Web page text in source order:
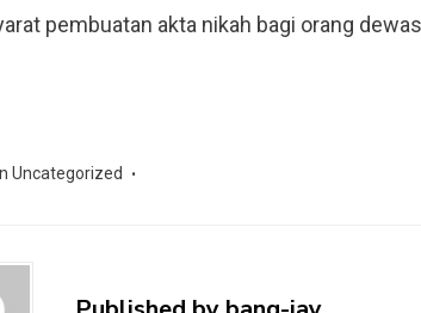
pembuatan akta nikah bagi orang
Uncategorized